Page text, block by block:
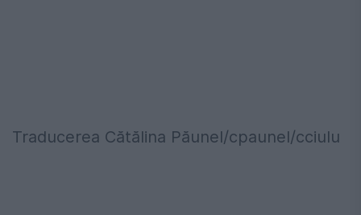
Traducerea Cătălina Păunel/cpaunel/cciulu